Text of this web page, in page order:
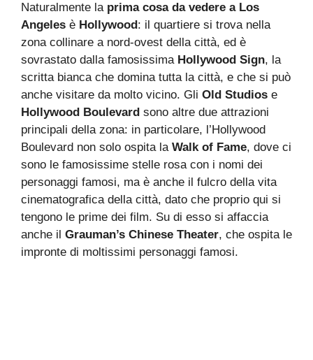
Naturalmente la prima cosa da vedere a Los
Angeles è Hollywood : il quartiere si trova nella
zona collinare a nord-ovest della città, ed è
sovrastato dalla famosissima Hollywood Sign, la
scritta bianca che domina tutta la città, e che si può
anche visitare da molto vicino. Gli Old Studios e
Hollywood Boulevard sono altre due attrazioni
principali della zona: in particolare, l’Hollywood
Boulevard non solo ospita la Walk of Fame, dove ci
sono le famosissime stelle rosa con i nomi dei
personaggi famosi, ma è anche il fulcro della vita
cinematografica della città, dato che proprio qui si
tengono le prime dei film. Su di esso si affaccia
anche il Grauman’s Chinese Theater, che ospita le
impronte di moltissimi personaggi famosi.